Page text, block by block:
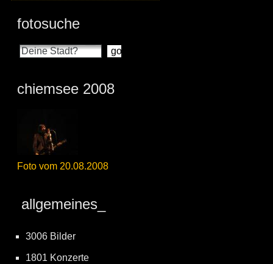
fotosuche
chiemsee 2008
Foto vom 20.08.2008
allgemeines_
3006 Bilder
1801 Konzerte